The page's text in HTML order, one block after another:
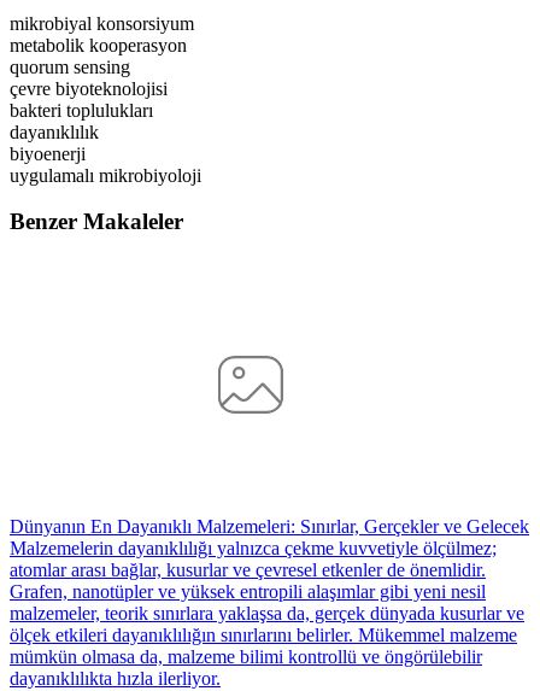
mikrobiyal konsorsiyum
metabolik kooperasyon
quorum sensing
çevre biyoteknolojisi
bakteri toplulukları
dayanıklılık
biyoenerji
uygulamalı mikrobiyoloji
Benzer Makaleler
Dünyanın En Dayanıklı Malzemeleri: Sınırlar, Gerçekler ve Gelecek
Malzemelerin dayanıklılığı yalnızca çekme kuvvetiyle ölçülmez;
atomlar arası bağlar, kusurlar ve çevresel etkenler de önemlidir.
Grafen, nanotüpler ve yüksek entropili alaşımlar gibi yeni nesil
malzemeler, teorik sınırlara yaklaşsa da, gerçek dünyada kusurlar ve
ölçek etkileri dayanıklılığın sınırlarını belirler. Mükemmel malzeme
mümkün olmasa da, malzeme bilimi kontrollü ve öngörülebilir
dayanıklılıkta hızla ilerliyor.